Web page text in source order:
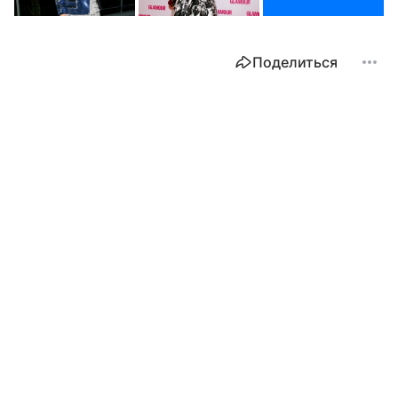
Поделиться